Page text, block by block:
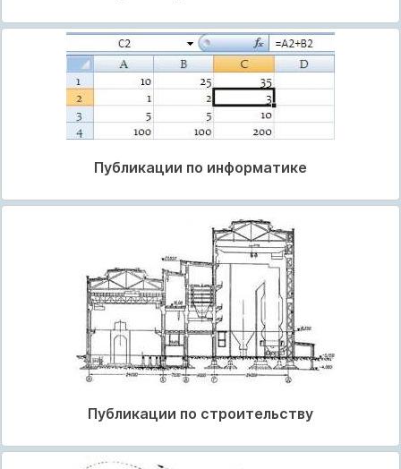
Публикации по информатике
Публикации по строительству